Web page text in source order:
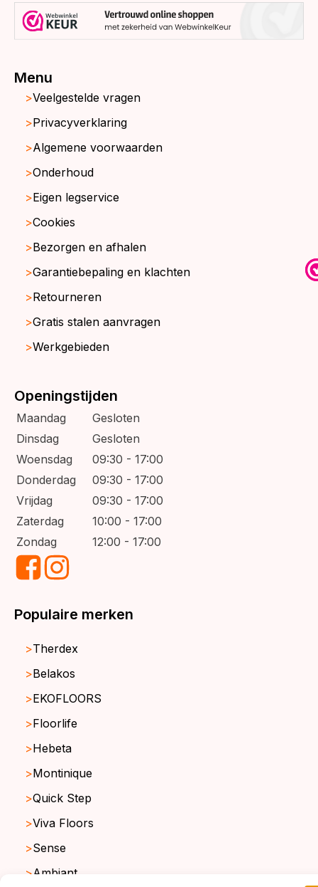
Menu
Veelgestelde vragen
Privacyverklaring
Algemene voorwaarden
Onderhoud
Eigen legservice
Cookies
Bezorgen en afhalen
Garantiebepaling en klachten
Retourneren
Gratis stalen aanvragen
Werkgebieden
Openingstijden
Maandag
Gesloten
Dinsdag
Gesloten
Woensdag
09:30 - 17:00
Donderdag
09:30 - 17:00
Vrijdag
09:30 - 17:00
Zaterdag
10:00 - 17:00
Zondag
12:00 - 17:00
Populaire merken
Therdex
Belakos
EKOFLOORS
Floorlife
Hebeta
Montinique
Quick Step
Viva Floors
Sense
Ambiant